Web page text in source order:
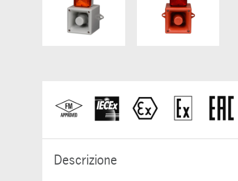
Descrizione